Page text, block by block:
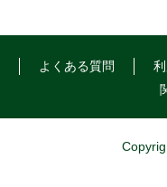
よくある質問